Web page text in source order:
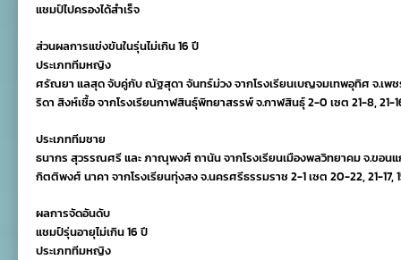
แชมป์ไปครองได้สำเร็จ
ส่วนผลการแข่งขันในรุ่นไม่เกิน 16 ปี
ประเภททีมหญิง
ศรัณยา แลสุด จับคู่กับ ณัฐสุดา จันทร์ม่วง จากโรงเรียนเบญจมเทพอุทิศ จ.เ
ริดา สิงห์เชื้อ จากโรงเรียนกาฬสินธุ์พิทยาสรรพ์ จ.กาฬสินธุ์ 2-0 เซต 21-8, 21-
ประเภททีมชาย
ธนากร สุวรรณศรี และ ภาณุพงศ์ ถานัน จากโรงเรียนเมืองพลวิทยาคม จ.ขอน
กิตติพงศ์ นาคา จากโรงเรียนทุ่งสง จ.นครศรีธรรมราช 2-1 เซต 20-22, 21-17,
ผลการจัดอันดับ
แชมป์รุ่นอายุไม่เกิน 16 ปี
ประเภททีมหญิง